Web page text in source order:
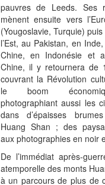
pauvres de Leeds. Ses
mènent ensuite vers
(Yougoslavie, Turquie)
l’Est, au Pakistan, en
Chine, en Indonésie et
Chine, il y retournera de
couvrant la Révolution
le boom
photographiant aussi les
dans d’épaisses
Huang Shan ; des
aux photographies en noir
De l’immédiat après-
atemporelle des monts
à un parcours de plus de